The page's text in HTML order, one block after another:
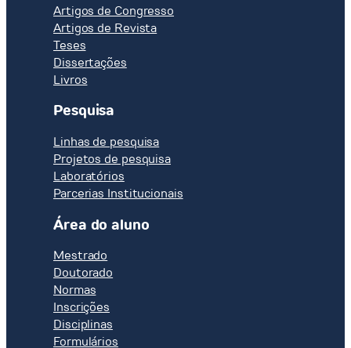
Artigos de Congresso
Artigos de Revista
Teses
Dissertações
Livros
Pesquisa
Linhas de pesquisa
Projetos de pesquisa
Laboratórios
Parcerias Institucionais
Área do aluno
Mestrado
Doutorado
Normas
Inscrições
Disciplinas
Formulários